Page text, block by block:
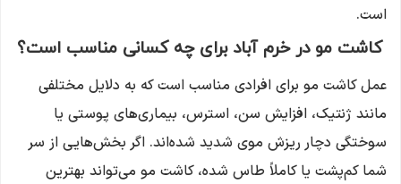
است.
کاشت مو در خرم آباد برای چه کسانی مناسب است؟
عمل کاشت مو برای افرادی مناسب است که به دلایل مختلفی
مانند ژنتیک، افزایش سن، استرس، بیماری‌های پوستی یا
سوختگی دچار ریزش موی شدید شده‌اند. اگر بخش‌هایی از سر
شما کم‌پشت یا کاملاً طاس شده، کاشت مو می‌تواند بهترین